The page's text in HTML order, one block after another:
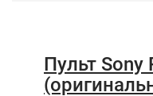
Пульт Sony